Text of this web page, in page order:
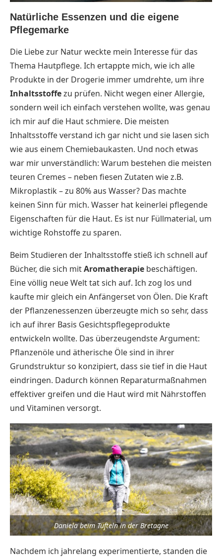
Natürliche Essenzen und die eigene
Pflegemarke
Die Liebe zur Natur weckte mein Interesse für das
Thema Hautpflege. Ich ertappte mich, wie ich alle
Produkte in der Drogerie immer umdrehte, um ihre
Inhaltsstoffezu prüfen. Nicht wegen einer Allergie,
sondern weil ich einfach verstehen wollte, was genau
ich mir auf die Haut schmiere. Die meisten
Inhaltsstoffe verstand ich gar nicht und sie lasen sich
wie aus einem Chemiebaukasten. Und noch etwas
war mir unverständlich: Warum bestehen die meisten
teuren Cremes – neben fiesen Zutaten wie z.B.
Mikroplastik – zu 80% aus Wasser? Das machte
keinen Sinn für mich. Wasser hat keinerlei pflegende
Eigenschaften für die Haut. Es ist nur Füllmaterial, um
wichtige Rohstoffe zu sparen.
Beim Studieren der Inhaltsstoffe stieß ich schnell auf
Bücher, die sich mitAromatherapie beschäftigen.
Eine völlig neue Welt tat sich auf. Ich zog los und
kaufte mir gleich ein Anfängerset von Ölen. Die Kraft
der Pflanzenessenzen überzeugte mich so sehr, dass
ich auf ihrer Basis Gesichtspflegeprodukte
entwickeln wollte. Das überzeugendste Argument:
Pflanzenöle und ätherische Öle sind in ihrer
Grundstruktur so konzipiert, dass sie tief in die Haut
eindringen. Dadurch können Reparaturmaßnahmen
effektiver greifen und die Haut wird mit Nährstoffen
und Vitaminen versorgt.
Daniela beim Tüfteln in der Bretagne
Nachdem ich jahrelang experimentierte, standen die